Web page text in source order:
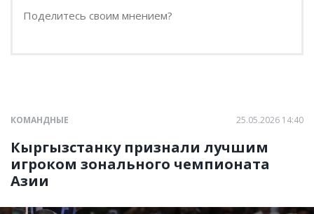
КОМАНДНЫЕ 25.05.2026 14:40
Кыргызстанку признали лучшим
игроком зонального чемпионата
Азии